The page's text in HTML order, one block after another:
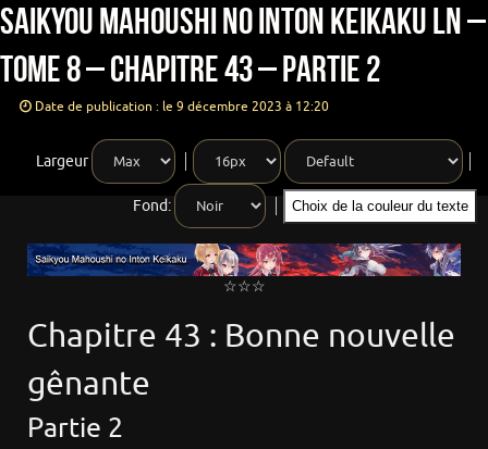
Saikyou Mahoushi no Inton Keikaku LN –
Tome 8 – Chapitre 43 – Partie 2
Date de publication : le 9 décembre 2023 à 12:20
Largeur
Fond: Choix de la couleur du texte
☆☆☆
Chapitre 43 : Bonne nouvelle
gênante
Partie 2